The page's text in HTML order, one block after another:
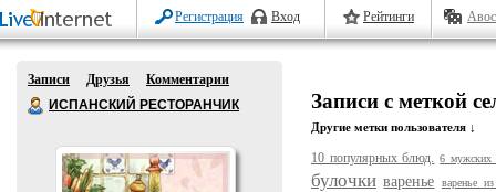
Регистрация Вход Рейтинги
Записи Друзья
Комментарии
ИСПАНСКИЙ РЕСТОРАНЧИК
Записи с меткой
Другие метки пользователя ↓
10 популярных блюд. 6 мужских
булочки варенье варенье